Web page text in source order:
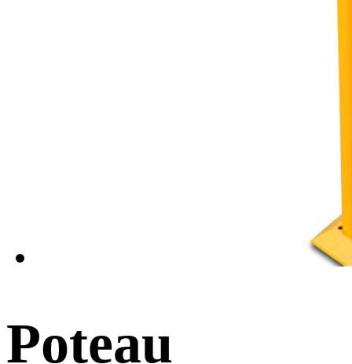
Poteau